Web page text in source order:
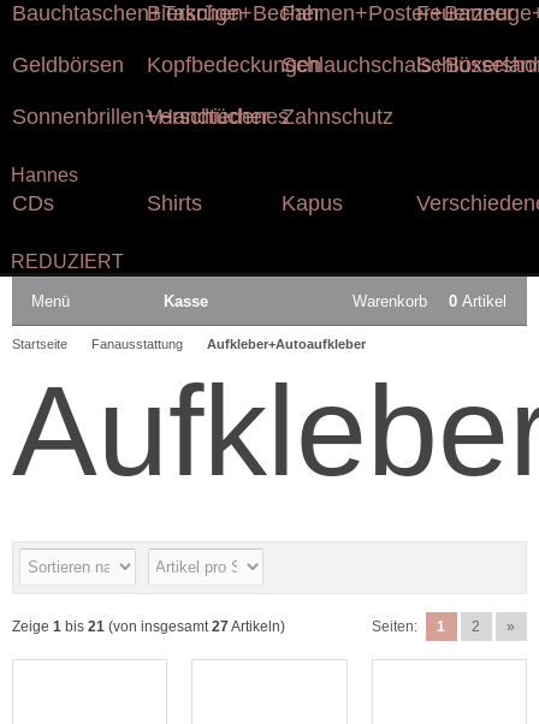
Bauchtaschen+Taschen
Bierkrüge+BecherFahnen+Poster+Banner
Geldbörsen Kopfbedeckungen
Sonnenbrillen+Handtücher
VerschiedenesZahnschutz
Hannes
CDs Shirts Kapus
REDUZIERT
Menü Kasse Warenkorb 0 Artikel
Startseite Fanausstattung Aufkleber+Autoaufkleber
Zeige 1 bis 21 (von insgesamt27Artikeln) Seiten: 1 2 »